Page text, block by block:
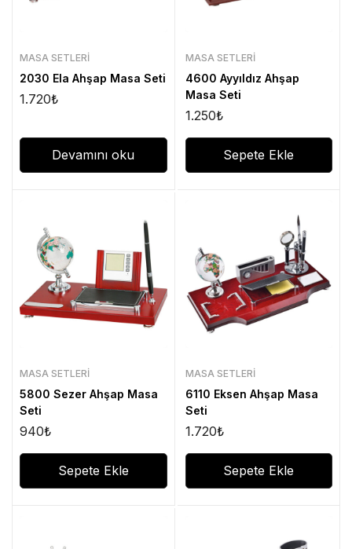
MASA SETLERI
2030 Ela Ahşap Masa Seti
1.720₺
Devamını oku
MASA SETLERI
4600 Ayyıldız Ahşap
Masa Seti
1.250₺
Sepete Ekle
MASA SETLERI
5800 Sezer Ahşap Masa
Seti
940₺
Sepete Ekle
MASA SETLERI
6110 Eksen Ahşap Masa
Seti
1.720₺
Sepete Ekle